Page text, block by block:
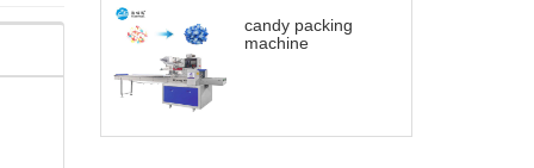
candy packing
machine